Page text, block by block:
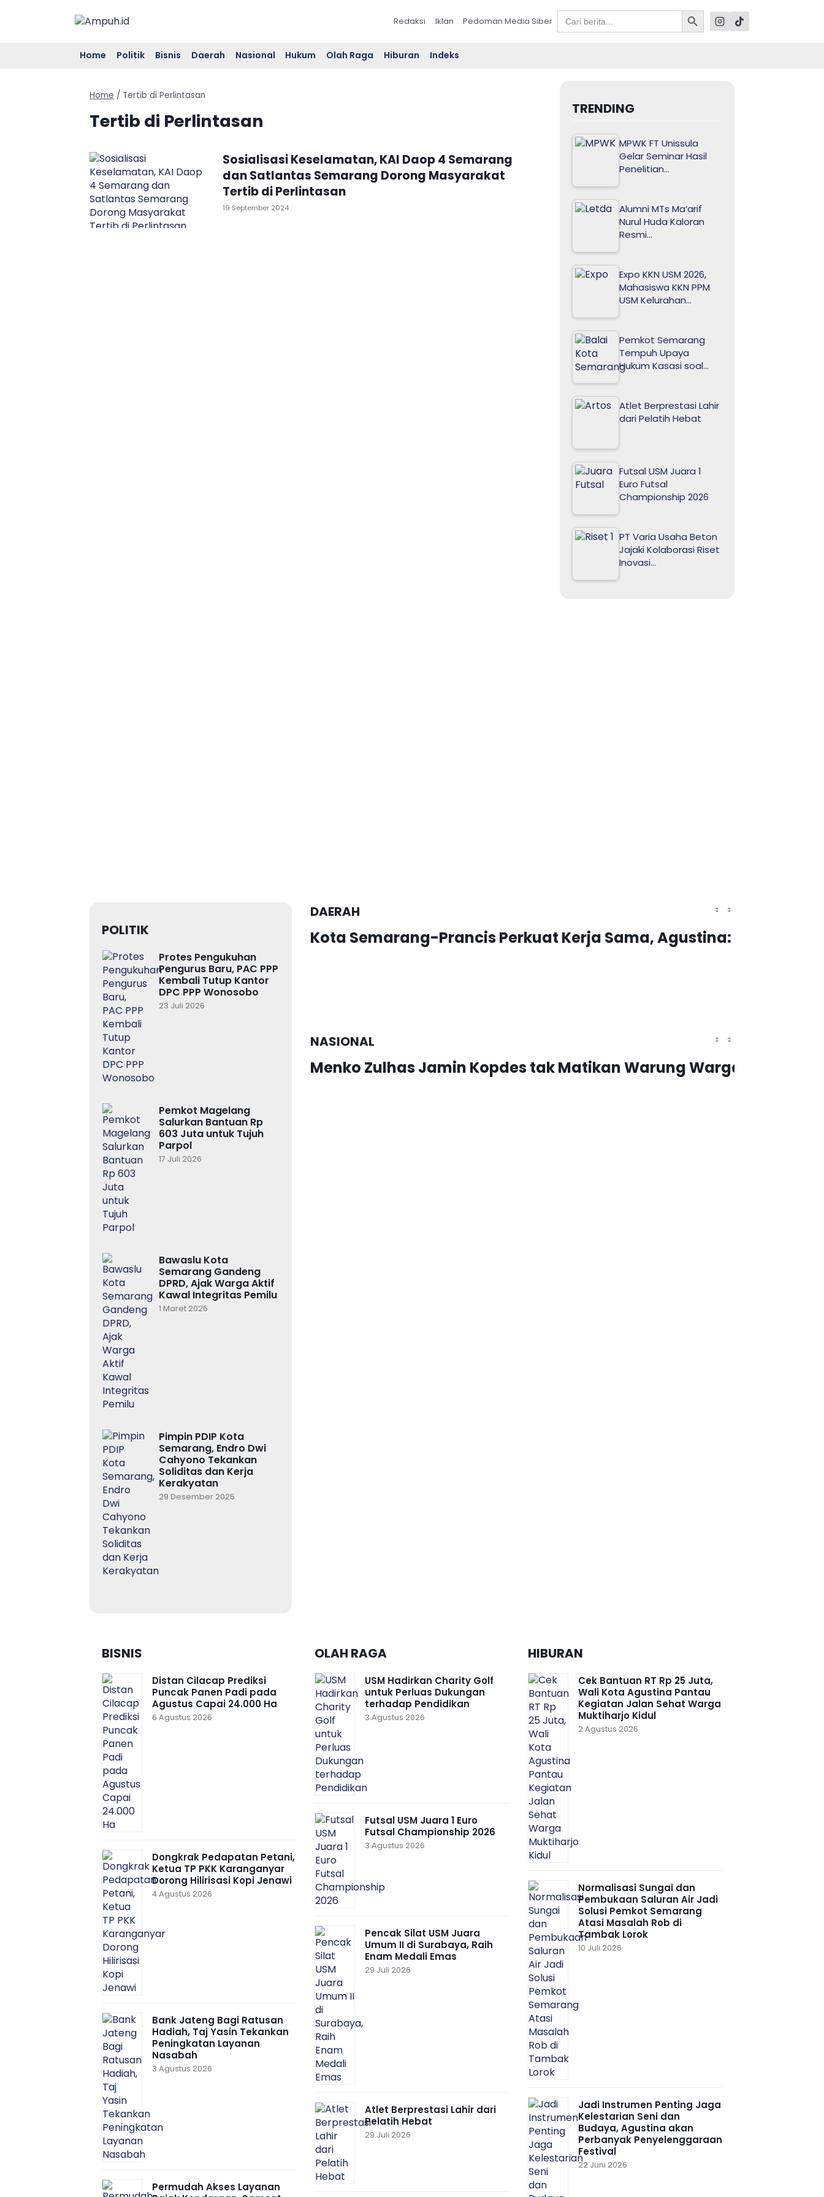
Redaksi Iklan Pedoman Media Siber Search
for:
Search Button
Home Politik Bisnis Daerah Nasional Hukum Olah Raga Hiburan Indeks
Home / Tertib di Perlintasan
Tertib di Perlintasan
Sosialisasi Keselamatan, KAI Daop 4 Semarang
dan Satlantas Semarang Dorong Masyarakat
Tertib di Perlintasan
19 September 2024
TRENDING
MPWK FT Unissula
Gelar Seminar Hasil
Penelitian…
Alumni MTs Ma’arif
Nurul Huda Kaloran
Resmi…
Expo KKN USM 2026,
Mahasiswa KKN PPM
USM Kelurahan…
Pemkot Semarang
Tempuh Upaya
Hukum Kasasi soal…
Atlet Berprestasi Lahir
dari Pelatih Hebat
Futsal USM Juara 1
Euro Futsal
Championship 2026
PT Varia Usaha Beton
Jajaki Kolaborasi Riset
Inovasi…
POLITIK
Protes Pengukuhan
Pengurus Baru, PAC PPP
Kembali Tutup Kantor
DPC PPP Wonosobo
23 Juli 2026
Pemkot Magelang
Salurkan Bantuan Rp
603 Juta untuk Tujuh
Parpol
17 Juli 2026
Bawaslu Kota
Semarang Gandeng
DPRD, Ajak Warga Aktif
Kawal Integritas Pemilu
1 Maret 2026
Pimpin PDIP Kota
Semarang, Endro Dwi
Cahyono Tekankan
Soliditas dan Kerja
Kerakyatan
29 Desember 2025
DAERAH
Kota Semarang-Prancis Perkuat Kerja Sama, Agustina:
NASIONAL
Menko Zulhas Jamin Kopdes tak Matikan Warung Warga
BISNIS
Distan Cilacap Prediksi
Puncak Panen Padi pada
Agustus Capai 24.000 Ha
6 Agustus 2026
Dongkrak Pedapatan Petani,
Ketua TP PKK Karanganyar
Dorong Hilirisasi Kopi Jenawi
4 Agustus 2026
Bank Jateng Bagi Ratusan
Hadiah, Taj Yasin Tekankan
Peningkatan Layanan
Nasabah
3 Agustus 2026
Permudah Akses Layanan
OLAH RAGA
USM Hadirkan Charity Golf
untuk Perluas Dukungan
terhadap Pendidikan
3 Agustus 2026
Futsal USM Juara 1 Euro
Futsal Championship 2026
3 Agustus 2026
Pencak Silat USM Juara
Umum II di Surabaya, Raih
Enam Medali Emas
29 Juli 2026
Atlet Berprestasi Lahir dari
Pelatih Hebat
29 Juli 2026
HIBURAN
Cek Bantuan RT Rp 25 Juta,
Wali Kota Agustina Pantau
Kegiatan Jalan Sehat Warga
Muktiharjo Kidul
2 Agustus 2026
Normalisasi Sungai dan
Pembukaan Saluran Air Jadi
Solusi Pemkot Semarang
Atasi Masalah Rob di
Tambak Lorok
10 Juli 2026
Jadi Instrumen Penting Jaga
Kelestarian Seni dan
Budaya, Agustina akan
Perbanyak Penyelenggaraan
Festival
22 Juni 2026